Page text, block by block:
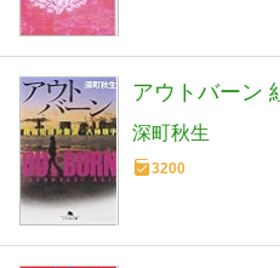
アウトバーン
深町秋生
3200